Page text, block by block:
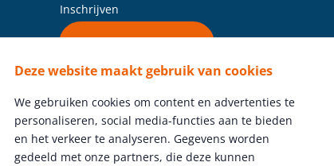
Deze website maakt gebruik van cookies
We gebruiken cookies om content en advertenties te
personaliseren, social media-functies aan te bieden
en het verkeer te analyseren. Gegevens worden
gedeeld met onze partners, die deze kunnen
Inschrijven
Vind je vestiging
Volg ons